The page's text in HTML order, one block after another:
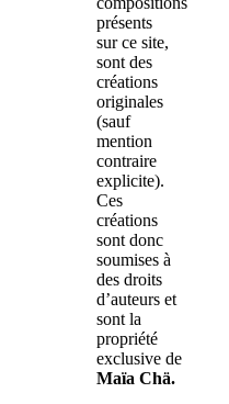
présents
sur ce site,
sont des
créations
originales
(sauf
mention
contraire
explicite).
Ces
créations
sont donc
soumises à
des droits
d’auteurs et
sont la
propriété
exclusive de
Maïa Chä.